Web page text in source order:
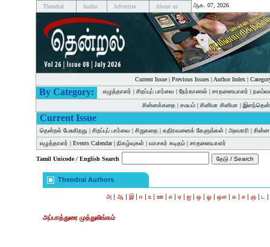
Thendral Audio Advertise About us ஆக. 07, 2026
Current Issue| Previous Issues| Author Index|
By Category: எழுத்தாளர் | சிறப்புப் பார்வை | நேர்காணல் | சாதனையாளர் |
சின்னக்கதை | சமயம் | சினிமா சினிமா |
Current Issue
தென்றல் பேசுகிறது | சிறப்புப் பார்வை | சிறுகதை | கதிரவனைக் கேளுங்கள் | அலமாரி |
எழுத்தாளர் | Events Calendar| நிகழ்வுகள் | வாசகர் கடிதம் | சாதனையாளர்
Tamil Unicode / English Search
Thendral Authors
அ | ஆ | இ| ஈ | உ | ஊ | எ | ஏ | ஐ | ஒ | ஓ | ஔ| க | ச | ஞ | ட |
அப்பாத்துரை முத்துலிங்கம்